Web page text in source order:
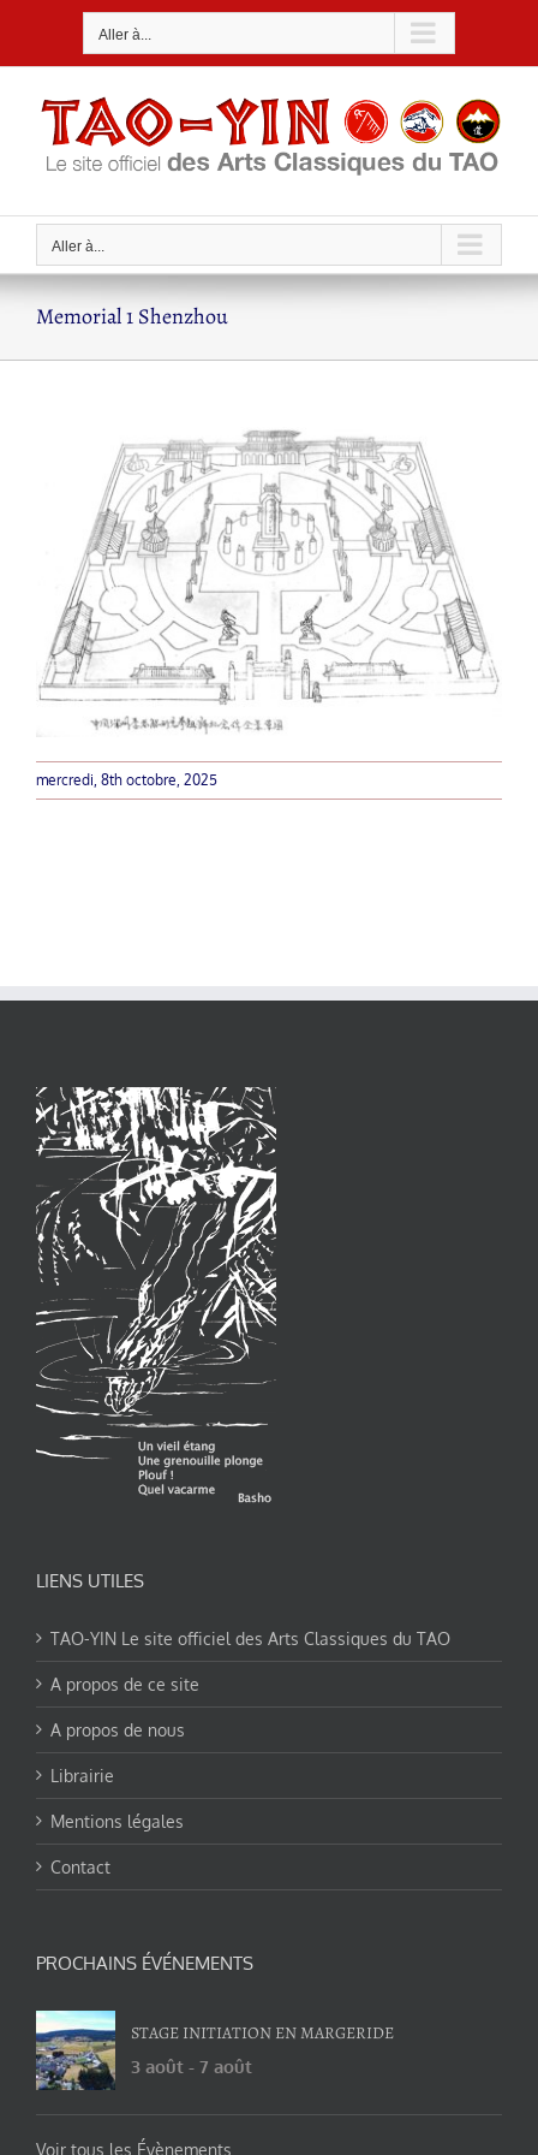
Aller à...
Aller à...
Memorial 1 Shenzhou
mercredi, 8th octobre, 2025
LIENS UTILES
TAO-YIN Le site officiel des Arts Classiques du TAO
A propos de ce site
A propos de nous
Librairie
Mentions légales
Contact
PROCHAINS ÉVÉNEMENTS
STAGE INITIATION EN MARGERIDE
3 août - 7 août
Voir tous les Évènements